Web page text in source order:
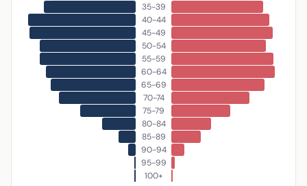
35-39
40-44
45-49
50-54
55-59
60-64
65-69
70-74
75-79
80-84
85-89
90-94
95-99
100+